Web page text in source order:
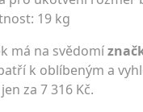
19 kg
má na svědomí
k oblíbeným a
za 7 316 Kč.